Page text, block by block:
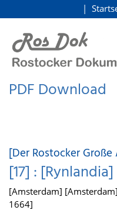
zum Inhalt
PDF Download
[Der Rostocker Große
[17] : [Rynlandia]
[Amsterdam]
1664]